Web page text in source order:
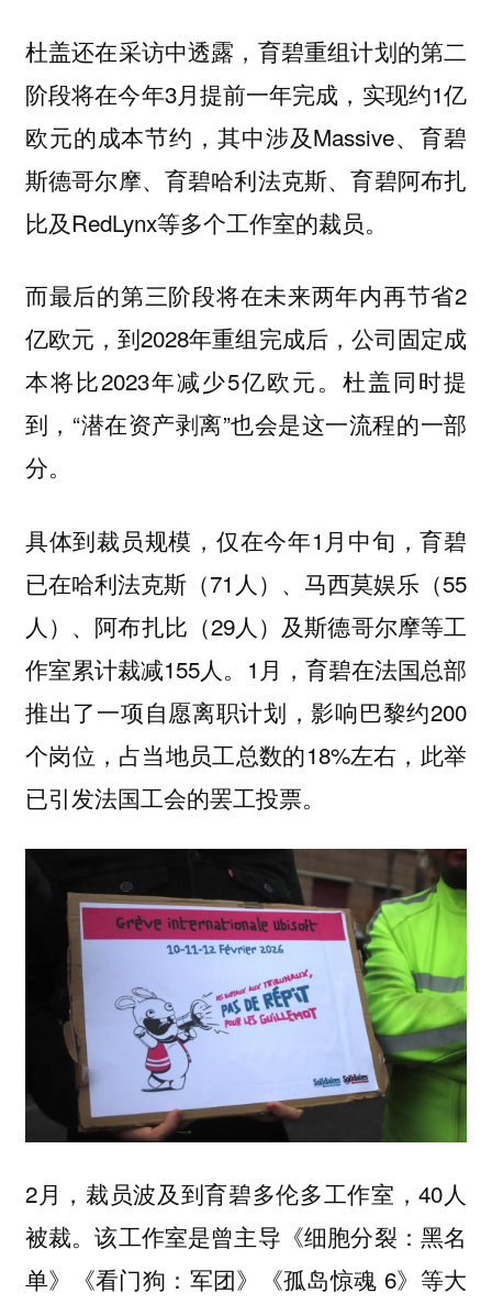
杜盖还在采访中透露，育碧重组计划的第二
阶段将在今年3月提前一年完成，实现约1亿
欧元的成本节约，其中涉及Massive、育碧
斯德哥尔摩、育碧哈利法克斯、育碧阿布扎
比及RedLynx等多个工作室的裁员。
而最后的第三阶段将在未来两年内再节省2
亿欧元，到2028年重组完成后，公司固定成
本将比2023年减少5亿欧元。杜盖同时提
到，“潜在资产剥离”也会是这一流程的一部
分。
具体到裁员规模，仅在今年1月中旬，育碧
已在哈利法克斯（71人）、马西莫娱乐（55
人）、阿布扎比（29人）及斯德哥尔摩等工
作室累计裁减155人。1月，育碧在法国总部
推出了一项自愿离职计划，影响巴黎约200
个岗位，占当地员工总数的18%左右，此举
已引发法国工会的罢工投票。
2月，裁员波及到育碧多伦多工作室，40人
被裁。该工作室是曾主导《细胞分裂：黑名
单》《看门狗：军团》《孤岛惊魂 6》等大